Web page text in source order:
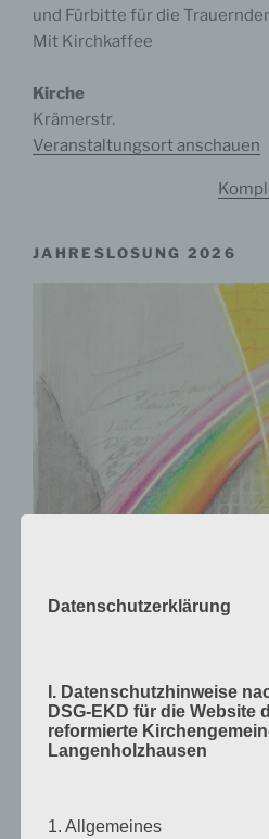
und Fürbitte für die
Mit Kirchkaffee
Kirche
Krämerstr.
Veranstaltungsort anschauen
JAHRESLOSUNG 2026
Datenschutzerklärung
I. Datenschutzhinweise
DSG-EKD für die Website
reformierte
Langenholzhausen
1. Allgemeines